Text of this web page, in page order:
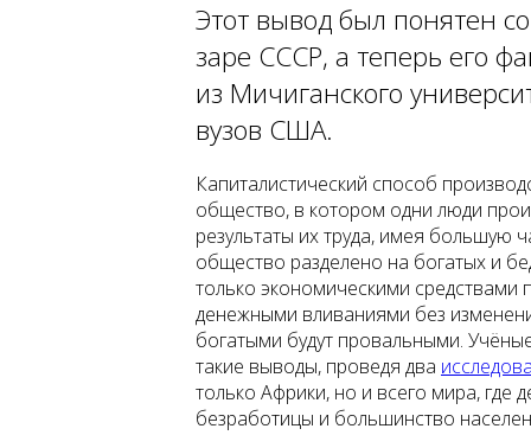
Этот вывод был понятен
заре СССР, а теперь его
из Мичиганского
вузов США.
Капиталистический способ
общество, в котором одни люди
результаты их труда, имея большую
общество разделено на богатых и
только экономическими
денежными вливаниями без
богатыми будут провальными.
такие выводы, проведя два
только Африки, но и всего мира, где
безработицы и большинство